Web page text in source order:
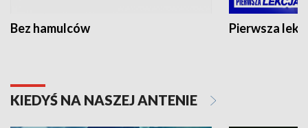
Bez hamulców Pierwsza
KIEDYŚ NA NASZEJ ANTENIE